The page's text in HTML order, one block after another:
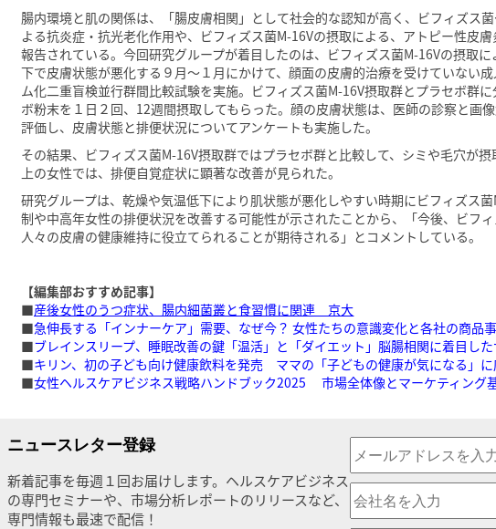
腸内環境と肌の関係は、「腸皮膚相関」として社会的な認知が高く、ビフィズス
よる抗炎症・抗光老化作用や、ビフィズス菌M-16Vの摂取による、アトピー性皮
報告されている。今回研究グループが着目したのは、ビフィズス菌M-16Vの摂取
下で皮膚状態が悪化する９月～１月にかけて、顔面の皮膚的治療を受けていない
ム化二重盲検並行群間比較試験を実施。ビフィズス菌M-16V摂取群とプラセボ群
ボ粉末を１日２回、12週間摂取してもらった。顔の皮膚状態は、医師の診察と画
評価し、皮膚状態と排便状況についてアンケートも実施した。
その結果、ビフィズス菌M-16V摂取群ではプラセボ群と比較して、シミや毛穴が
上の女性では、排便自覚症状に顕著な改善が見られた。
研究グループは、乾燥や気温低下により肌状態が悪化しやすい時期にビフィズス
制や中高年女性の排便状況を改善する可能性が示されたことから、「今後、ビフ
人々の皮膚の健康維持に役立てられることが期待される」とコメントしている。
【編集部おすすめ記事】
■産後女性のうつ症状、腸内細菌叢と食習慣に関連 京大
■急伸長する「インナーケア」需要、なぜ今？ 女性たちの意識変化と各社の商品
■ブレインスリープ、睡眠改善の鍵「温活」と「ダイエット」脳腸相関に着目した
■キリン、初の子ども向け健康飲料を発売 ママの「子どもの健康が気になる」に
■女性ヘルスケアビジネス戦略ハンドブック2025 市場全体像とマーケティング
ニュースレター登録
新着記事を毎週１回お届けします。ヘルスケアビジネス
の専門セミナーや、市場分析レポートのリリースなど、
専門情報も最速で配信！